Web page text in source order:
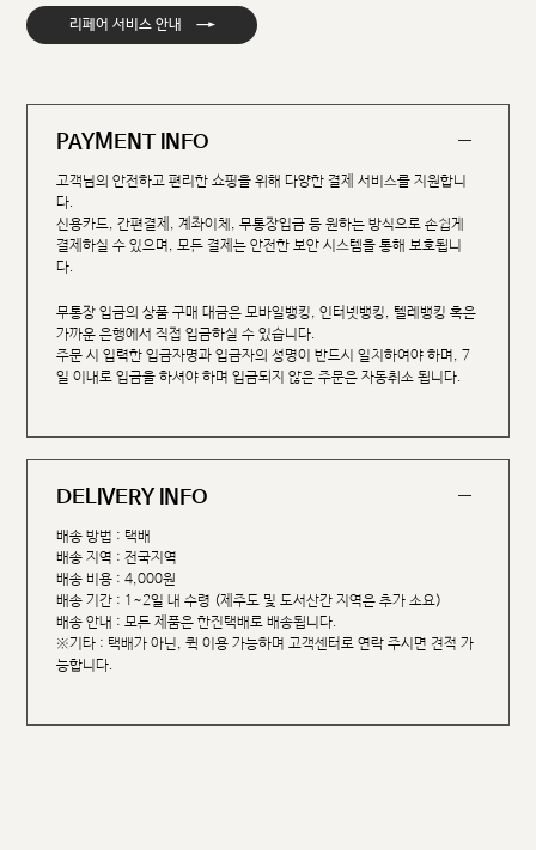
리페어 서비스 안내 →
PAYMENT INFO
고객님의 안전하고 편리한 쇼핑을 위해 다양한 결제 서비스를 지원합니
다.
신용카드, 간편결제, 계좌이체, 무통장입금 등 원하는 방식으로 손쉽게
결제하실 수 있으며, 모든 결제는 안전한 보안 시스템을 통해 보호됩니
다.
무통장 입금의 상품 구매 대금은 모바일뱅킹, 인터넷뱅킹, 텔레뱅킹 혹은
가까운 은행에서 직접 입금하실 수 있습니다.
주문 시 입력한 입금자명과 입금자의 성명이 반드시 일치하여야 하며, 7
일 이내로 입금을 하셔야 하며 입금되지 않은 주문은 자동취소 됩니다.
DELIVERY INFO
배송 방법 : 택배
배송 지역 : 전국지역
배송 비용 : 4,000원
배송 기간 : 1~2일 내 수령 (제주도 및 도서산간 지역은 추가 소요)
배송 안내 : 모든 제품은 한진택배로 배송됩니다.
※기타 : 택배가 아닌, 퀵 이용 가능하며 고객센터로 연락 주시면 견적 가
능합니다.